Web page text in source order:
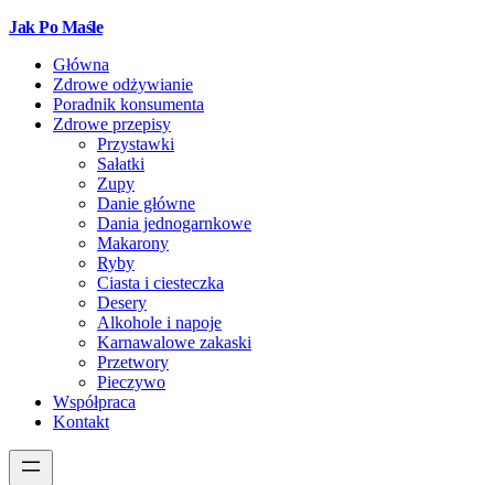
Jak Po Maśle
Główna
Zdrowe odżywianie
Poradnik konsumenta
Zdrowe przepisy
Przystawki
Sałatki
Zupy
Danie główne
Dania jednogarnkowe
Makarony
Ryby
Ciasta i ciesteczka
Desery
Alkohole i napoje
Karnawalowe zakaski
Przetwory
Pieczywo
Współpraca
Kontakt